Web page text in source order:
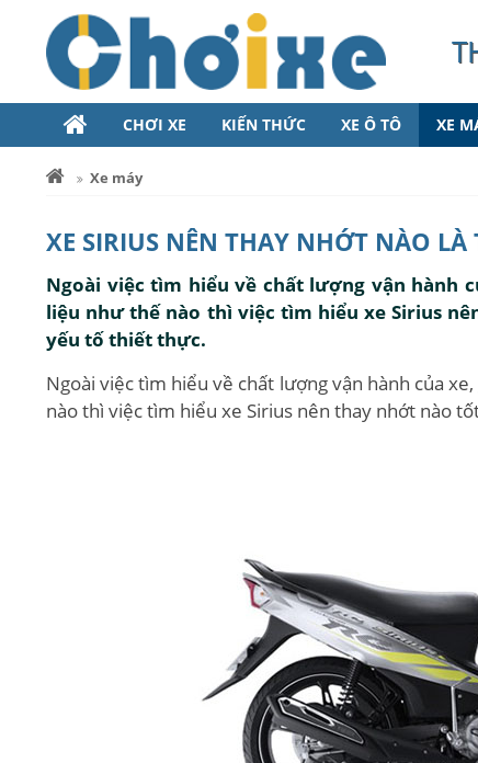
CHƠI XE KIẾN THỨC XE Ô TÔ XE
Xe máy
XE SIRIUS NÊN THAY NHỚT NÀO LÀ
Ngoài việc tìm hiểu về chất lượng vận hành
liệu như thế nào thì việc tìm hiểu xe Sirius
yếu tố thiết thực.
Ngoài việc tìm hiểu về chất lượng vận hành của
nào thì việc tìm hiểu xe Sirius nên thay nhớt nào